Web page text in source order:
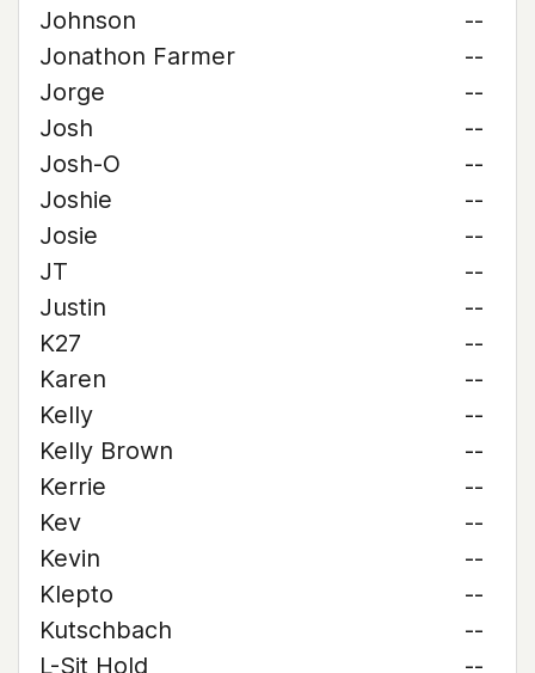
Johnson
--
Jonathon Farmer
--
Jorge
--
Josh
--
Josh-O
--
Joshie
--
Josie
--
JT
--
Justin
--
K27
--
Karen
--
Kelly
--
Kelly Brown
--
Kerrie
--
Kev
--
Kevin
--
Klepto
--
Kutschbach
--
L-Sit Hold
--